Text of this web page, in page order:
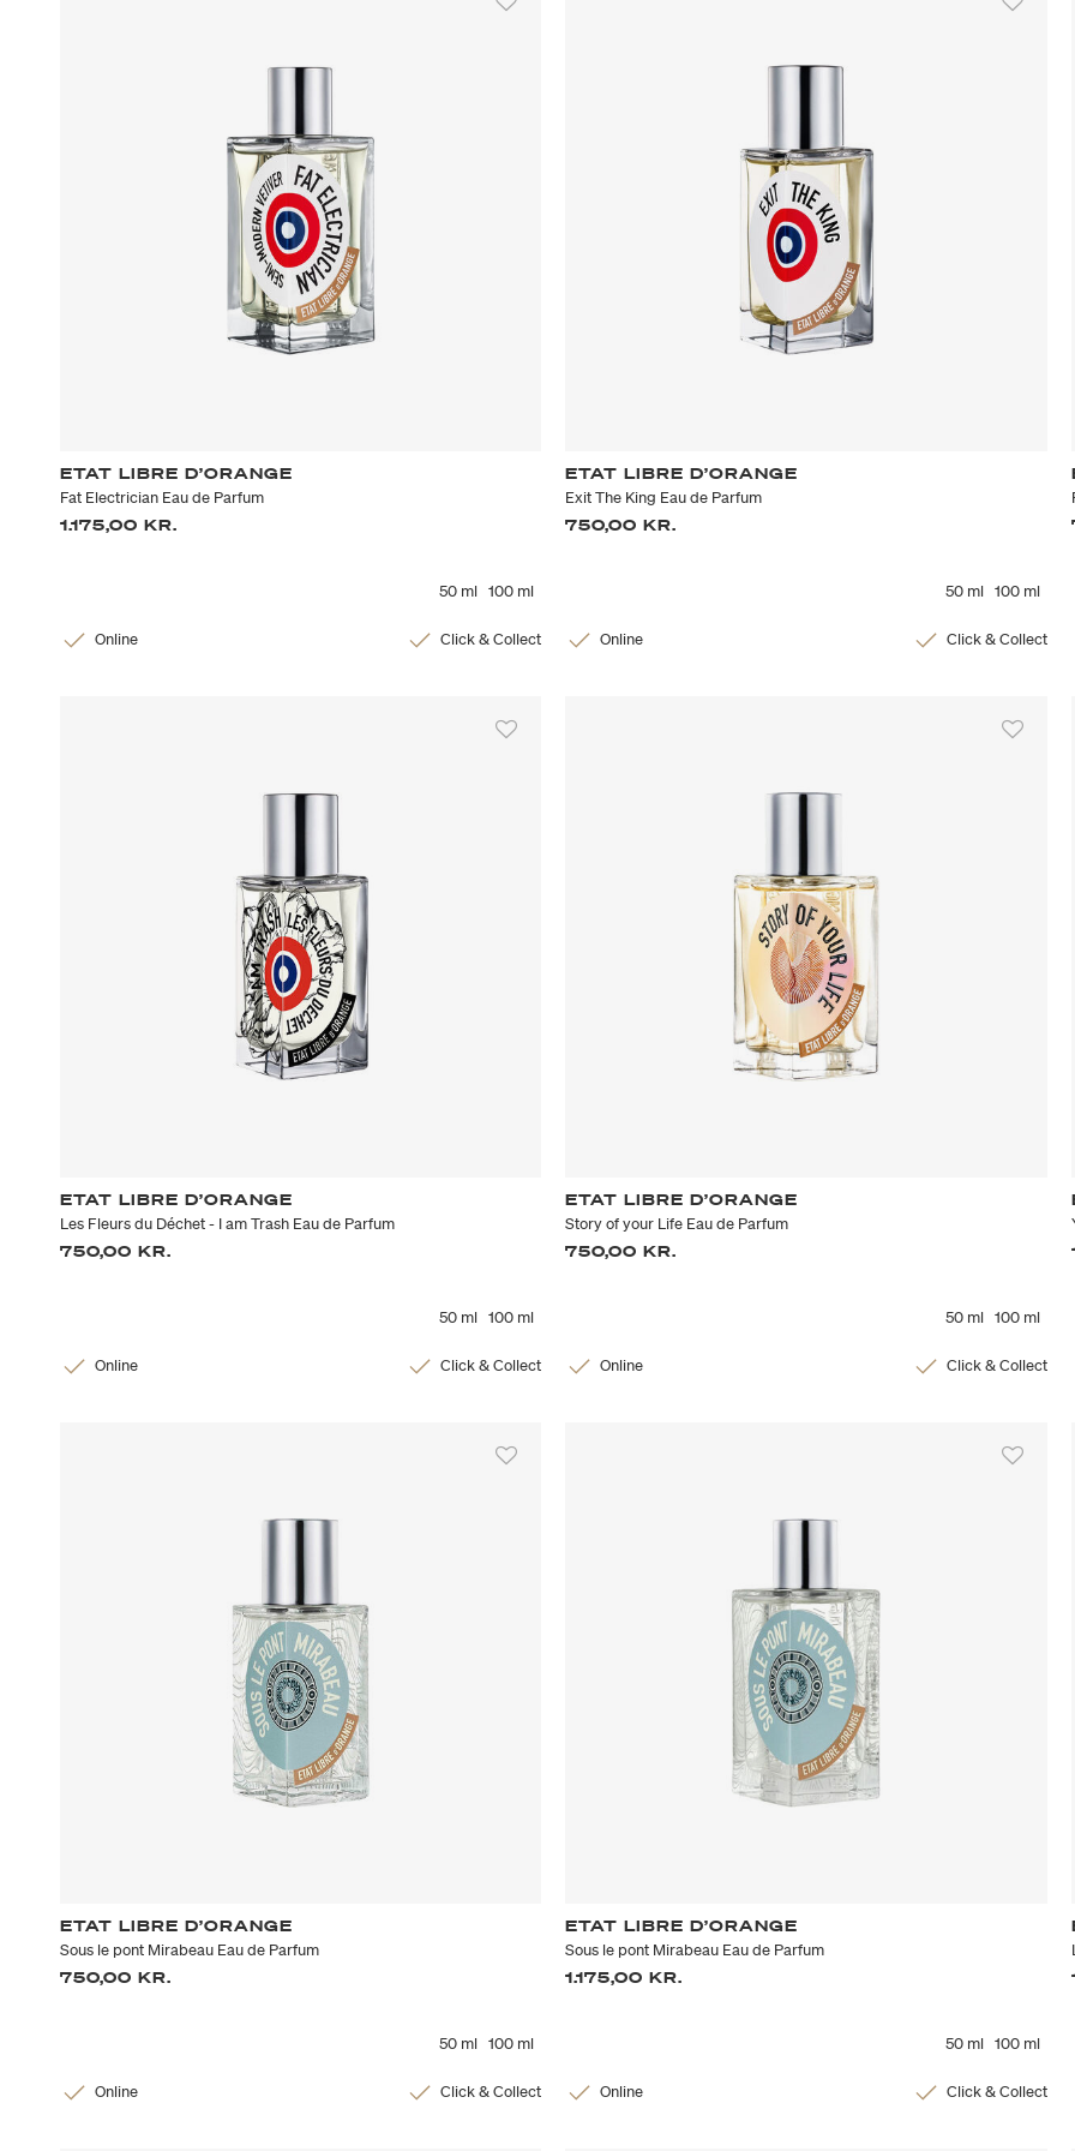
ETAT LIBRE D’ORANGE
Fat Electrician Eau de Parfum
1.175,00 KR.
50 ml 100 ml
Online Click & Collect
ETAT LIBRE D’ORANGE
Exit The King Eau de Parfum
750,00 KR.
50 ml 100 ml
Online Click & Collect
ETAT LIBRE D’ORANGE
Les Fleurs du Déchet - I am Trash Eau de Parfum
750,00 KR.
50 ml 100 ml
Online Click & Collect
ETAT LIBRE D’ORANGE
Story of your Life Eau de Parfum
750,00 KR.
50 ml 100 ml
Online Click & Collect
ETAT LIBRE D’ORANGE
Sous le pont Mirabeau Eau de Parfum
750,00 KR.
50 ml 100 ml
Online Click & Collect
ETAT LIBRE D’ORANGE
Sous le pont Mirabeau Eau de Parfum
1.175,00 KR.
50 ml 100 ml
Online Click & Collect